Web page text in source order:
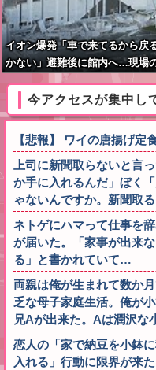
イオン爆発「車で来てるから戻
かない」避難後に館内へ…現場
今アクセスが集中し
【悲報】 ワイの唐揚げ定
上司に新聞取らないと言
か手に入れるんだ」ぼく
ゃないんですか。新聞取
ネトゲにハマって仕事を
が届いた。「家事が出来
る」と書かれていて…
両親は俺が生まれて数か
乏な母子家庭生活。俺が
兄Aが出来た。Aは潤沢
恋人の「家で納豆を小鉢
入れる」行動に限界が来